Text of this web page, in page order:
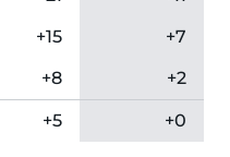
+15
+7
+8 +2
+5 +0